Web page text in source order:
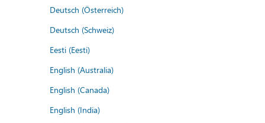
Deutsch (Österreich)
Deutsch (Schweiz)
Eesti (Eesti)
English (Australia)
English (Canada)
English (India)